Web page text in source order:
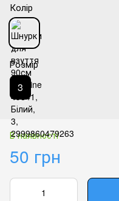
Колір
Розмір
3
В наявності
50 грн